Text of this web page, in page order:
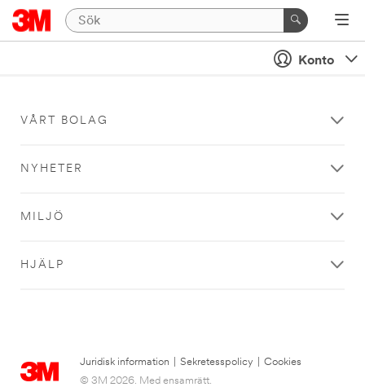
Konto
VÅRT BOLAG
NYHETER
MILJÖ
HJÄLP
Juridisk information Sekretesspolicy
Cookies
© 3M 2026. Med ensamrätt.